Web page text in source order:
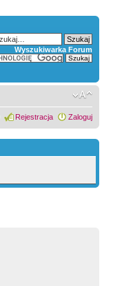
Wyszukiwarka Forum
Rejestracja Zaloguj